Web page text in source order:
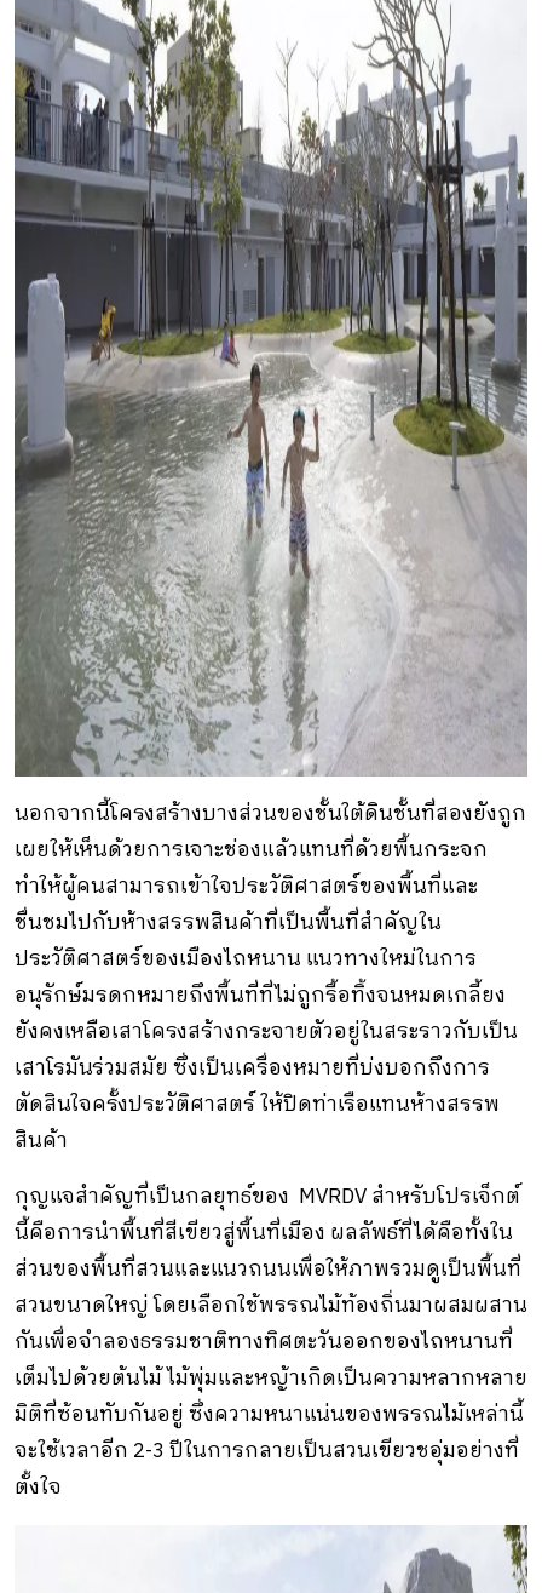
นอกจากนี้โครงสร้างบางส่วนของชั้นใต้ดินชั้นที่สองยังถูก
เผยให้เห็นด้วยการเจาะช่องแล้วแทนที่ด้วยพื้นกระจก
ทำให้ผู้คนสามารถเข้าใจประวัติศาสตร์ของพื้นที่และ
ชื่นชมไปกับห้างสรรพสินค้าที่เป็นพื้นที่สำคัญใน
ประวัติศาสตร์ของเมืองไถหนาน แนวทางใหม่ในการ
อนุรักษ์มรดกหมายถึงพื้นที่ที่ไม่ถูกรื้อทิ้งจนหมดเกลี้ยง
ยังคงเหลือเสาโครงสร้างกระจายตัวอยู่ในสระราวกับเป็น
เสาโรมันร่วมสมัย ซึ่งเป็นเครื่องหมายที่บ่งบอกถึงการ
ตัดสินใจครั้งประวัติศาสตร์ ให้ปิดท่าเรือแทนห้างสรรพ
สินค้า
กุญแจสำคัญที่เป็นกลยุทธ์ของ MVRDV สำหรับโปรเจ็กต์
นี้คือการนำพื้นที่สีเขียวสู่พื้นที่เมือง ผลลัพธ์ที่ได้คือทั้งใน
ส่วนของพื้นที่สวนและแนวถนนเพื่อให้ภาพรวมดูเป็นพื้นที่
สวนขนาดใหญ่ โดยเลือกใช้พรรณไม้ท้องถิ่นมาผสมผสาน
กันเพื่อจำลองธรรมชาติทางทิศตะวันออกของไถหนานที่
เต็มไปด้วยต้นไม้ ไม้พุ่มและหญ้าเกิดเป็นความหลากหลาย
มิติที่ซ้อนทับกันอยู่ ซึ่งความหนาแน่นของพรรณไม้เหล่านี้
จะใช้เวลาอีก 2-3 ปีในการกลายเป็นสวนเขียวชอุ่มอย่างที่
ตั้งใจ